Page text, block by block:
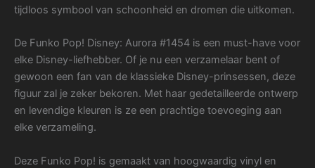
tijdloos symbool van schoonheid en dromen die uitkomen.
De Funko Pop! Disney: Aurora #1454 is een must-have voor
elke Disney-liefhebber. Of je nu een verzamelaar bent of
gewoon een fan van de klassieke Disney-prinsessen, deze
figuur zal je zeker bekoren. Met haar gedetailleerde ontwerp
en levendige kleuren is ze een prachtige toevoeging aan
elke verzameling.
Deze Funko Pop! is gemaakt van hoogwaardig vinyl en